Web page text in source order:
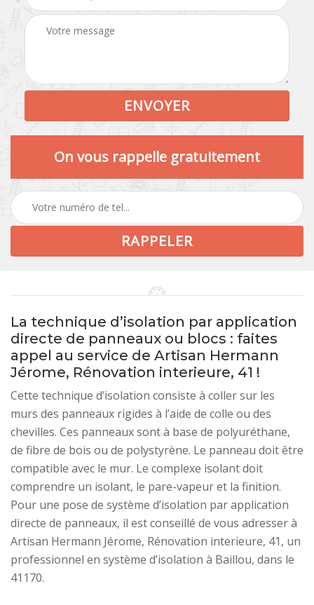
On vous rappelle gratuitement
La technique d’isolation par application
directe de panneaux ou blocs : faites
appel au service de Artisan Hermann
Jérome, Rénovation interieure, 41 !
Cette technique d’isolation consiste à coller sur les
murs des panneaux rigides à l’aide de colle ou des
chevilles. Ces panneaux sont à base de polyuréthane,
de fibre de bois ou de polystyrène. Le panneau doit être
compatible avec le mur. Le complexe isolant doit
comprendre un isolant, le pare-vapeur et la finition.
Pour une pose de système d’isolation par application
directe de panneaux, il est conseillé de vous adresser à
Artisan Hermann Jérome, Rénovation interieure, 41, un
professionnel en système d’isolation à Baillou, dans le
41170.